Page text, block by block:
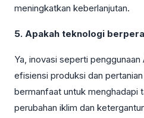
meningkatkan keberlanjutan.
5. Apakah teknologi
Ya, inovasi seperti
efisiensi produksi dan
bermanfaat untuk menghadapi
perubahan iklim dan